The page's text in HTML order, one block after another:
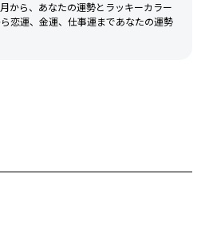
から、あなたの運勢とラッキーカラー
恋運、金運、仕事運まであなたの運勢